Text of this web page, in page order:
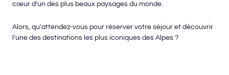
cœur d’un des plus beaux paysages du monde.
Alors, qu'attendez-vous pour réserver votre séjour et découvrir
l'une des destinations les plus iconiques des Alpes ?